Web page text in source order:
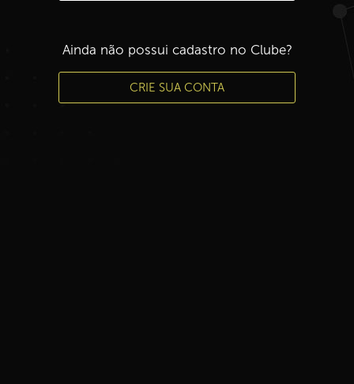
Ainda não possui cadastro no Clube?
CRIE SUA CONTA